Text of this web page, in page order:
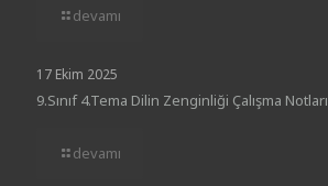
devamı
17 Ekim 2025
9.Sınıf 4.Tema Dilin Zenginliği Çalışma Notları
devamı